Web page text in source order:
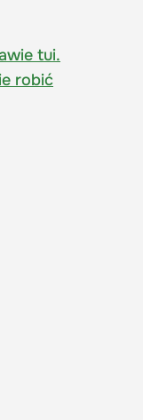
tui.
robić